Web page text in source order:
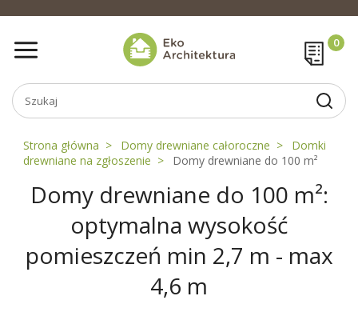
Strona główna Domy drewniane całoroczne
Domki
drewniane na zgłoszenie
Domy drewniane do 100 m²
Domy drewniane do 100 m²:
optymalna wysokość
pomieszczeń min 2,7 m - max
4,6 m